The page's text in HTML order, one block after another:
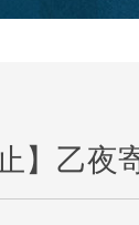
】乙夜